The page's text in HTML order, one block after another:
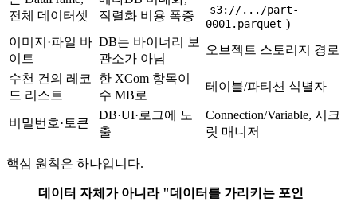
전체 데이터셋
직렬화 비용 폭증
s3://.../part-
0001.parquet )
이미지·파일 바
이트
DB는 바이너리 보
관소가 아님
오브젝트 스토리지 경로
수천 건의 레코
드 리스트
한 XCom 항목이
수 MB로
테이블/파티션 식별자
비밀번호·토큰
DB·UI·로그에 노
출
Connection/Variable, 시크
릿 매니저
핵심 원칙은 하나입니다.
데이터 자체가 아니라 "데이터를 가리키는 포인